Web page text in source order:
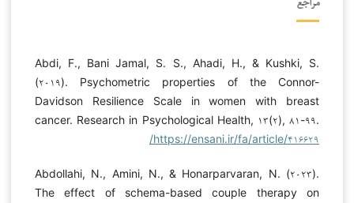
مراجع
Abdi, F., Bani Jamal, S. S., Ahadi, H., & Kushki, S.
(۲۰۱۹). Psychometric properties of the Connor-
Davidson Resilience Scale in women with breast
cancer. Research in Psychological Health, ۱۳(۲), ۸۱-۹۹.
https://ensani.ir/fa/article/۴۱۶۶۲۹/
Abdollahi, N., Amini, N., & Honarparvaran, N. (۲۰۲۳).
The effect of schema-based couple therapy on